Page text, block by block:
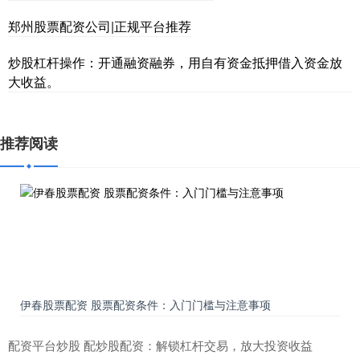
郑州股票配资公司|正规平台推荐
炒股杠杆操作：开通融资融券，用自有资金抵押借入资金放
大收益。
推荐阅读
伊春股票配资 股票配资条件：入门门槛与注意事项
配资平台炒股 配炒股配资：解锁杠杆交易，放大投资收益